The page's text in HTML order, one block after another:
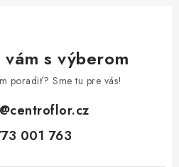
vám s výberom
poradiť? Sme tu pre vás!
@centroflor.cz
001 763